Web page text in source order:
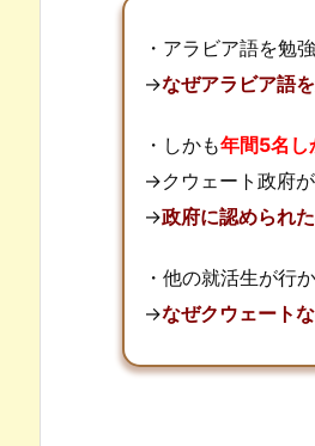
・アラビア語を勉
→なぜアラビア語
・しかも年間5名し
→クウェート政府
→政府に認められた
・他の就活生が行
→なぜクウェート